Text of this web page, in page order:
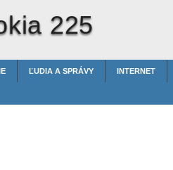
225
ĽUDIA A SPRÁVY INTERNET